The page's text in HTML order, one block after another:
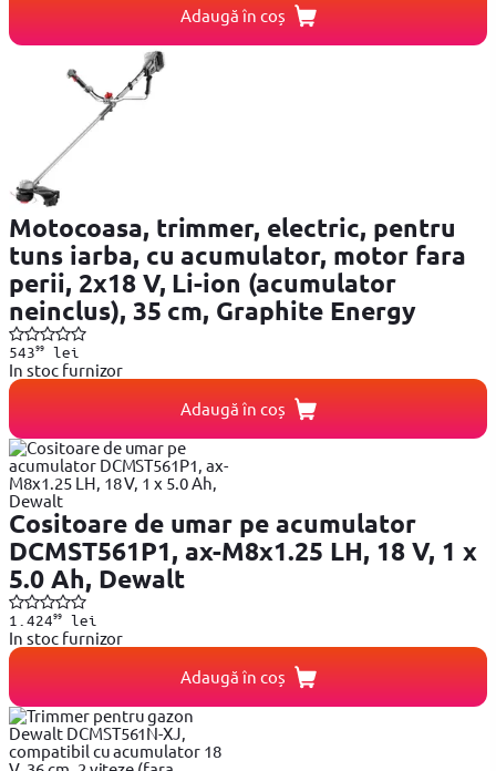
Adaugă în coș
Motocoasa, trimmer, electric, pentru
tuns iarba, cu acumulator, motor fara
perii, 2x18 V, Li-ion (acumulator
neinclus), 35 cm, Graphite Energy
54399lei
In stoc furnizor
Adaugă în coș
Cositoare de umar pe acumulator
DCMST561P1, ax-M8x1.25 LH, 18 V, 1 x
5.0 Ah, Dewalt
1.42499lei
In stoc furnizor
Adaugă în coș